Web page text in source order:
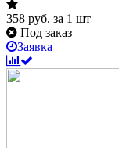
358 руб. за 1 шт
Под заказ
Заявка